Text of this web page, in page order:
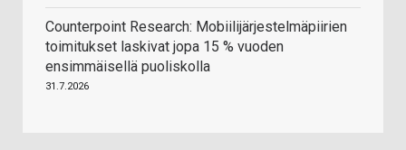
Counterpoint Research: Mobiilijärjestelmäpiirien
toimitukset laskivat jopa 15 % vuoden
ensimmäisellä puoliskolla
31.7.2026